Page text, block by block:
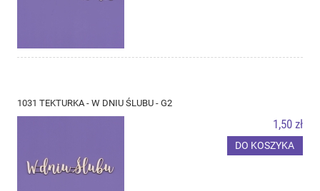
1031 TEKTURKA - W DNIU ŚLUBU - G2
1,50 zł
DO KOSZYKA